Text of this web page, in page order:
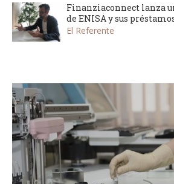
Finanziaconnect lanza
de ENISA y sus
El Referente